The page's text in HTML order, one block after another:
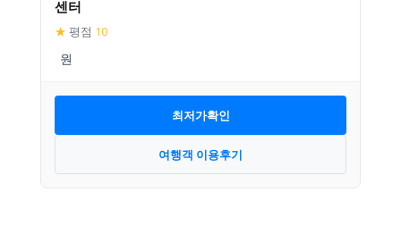
센터
★ 평점 10
최저가확인
여행객 이용후기